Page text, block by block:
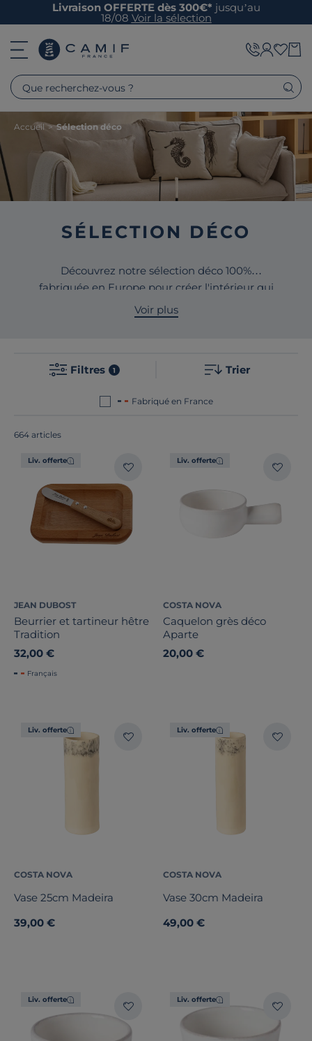
Livraison OFFERTE dès 300€* jusqu’au
18/08 Voir la sélection
Que recherchez-vous ?
Accueil > Sélection déco
SÉLECTION DÉCO
Découvrez notre sélection déco 100%
fabriquée en Europe pour créer l'intérieur qui
Vases décorations murales
arts de la table
selon vos goûts.
Voir plus
Filtres 1 Trier
Fabriqué en France
664 articles
Liv. offerte
JEAN DUBOST
Beurrier et tartineur hêtre
Tradition
32,00 €
Français
Liv. offerte
COSTA NOVA
Caquelon grès déco
Aparte
20,00 €
Liv. offerte
COSTA NOVA
Vase 25cm Madeira
39,00 €
Liv. offerte
COSTA NOVA
Vase 30cm Madeira
49,00 €
Liv. offerte Liv. offerte
Catégories
Stock
Pays de fabrication